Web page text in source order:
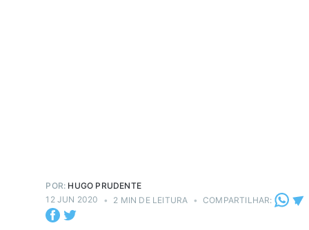
POR: HUGO PRUDENTE
12 JUN 2020
• 2 MIN DE LEITURA • COMPARTILHAR: